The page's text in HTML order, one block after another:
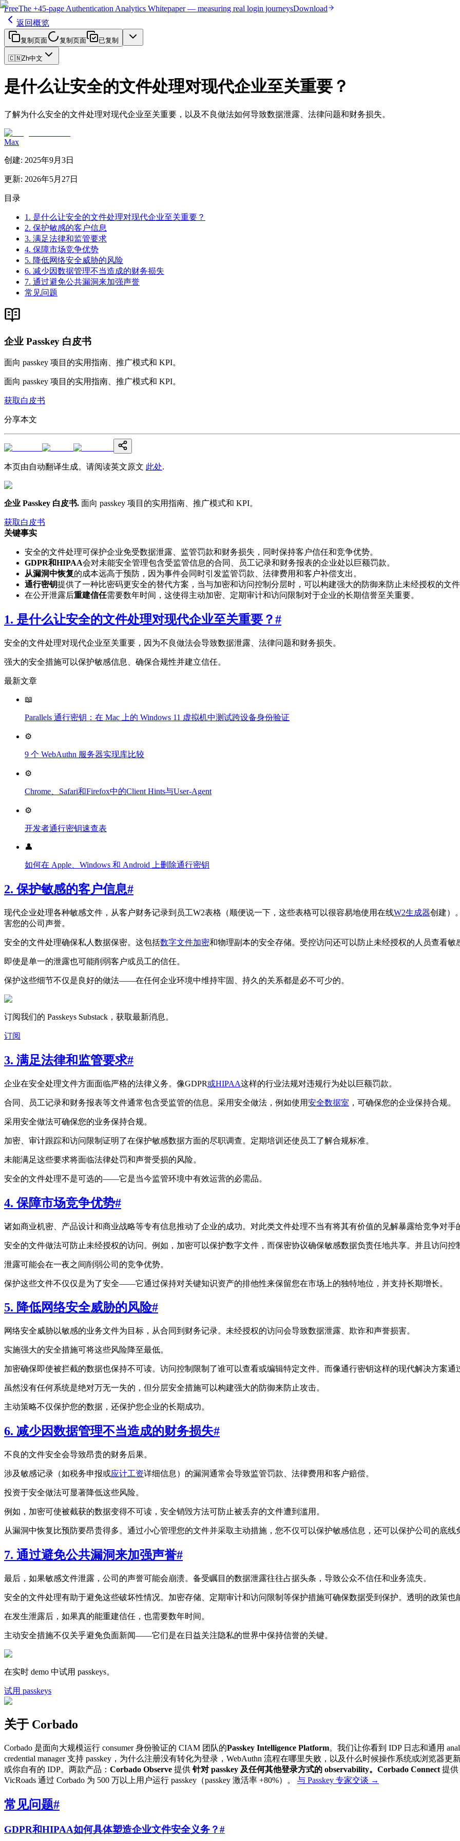
FreeThe +45-page Authentication Analytics Whitepaper — measuring real login journeysDownload
返回概览
复制页面 复制页面 已复制
🇨🇳Zh中文
是什么让安全的文件处理对现代企业至关重要？
了解为什么安全的文件处理对现代企业至关重要，以及不良做法如何导致数据泄露、法律问题和财务损失。
Max
创建: 2025年9月3日
更新: 2026年5月27日
目录
1. 是什么让安全的文件处理对现代企业至关重要？
2. 保护敏感的客户信息
3. 满足法律和监管要求
4. 保障市场竞争优势
5. 降低网络安全威胁的风险
6. 减少因数据管理不当造成的财务损失
7. 通过避免公共漏洞来加强声誉
常见问题
企业 Passkey 白皮书
面向 passkey 项目的实用指南、推广模式和 KPI。
面向 passkey 项目的实用指南、推广模式和 KPI。
获取白皮书
分享本文
本页由自动翻译生成。请阅读英文原文 此处.
企业 Passkey 白皮书. 面向 passkey 项目的实用指南、推广模式和 KPI。
获取白皮书
关键事实
安全的文件处理可保护企业免受数据泄露、监管罚款和财务损失，同时保持客户信任和竞争优势。
GDPR和HIPAA会对未能安全管理包含受监管信息的合同、员工记录和财务报表的企业处以巨额罚款。
从漏洞中恢复的成本远高于预防，因为事件会同时引发监管罚款、法律费用和客户补偿支出。
通行密钥提供了一种比密码更安全的替代方案，当与加密和访问控制分层时，可以构建强大的防御来防止未经授权的文
在公开泄露后重建信任需要数年时间，这使得主动加密、定期审计和访问限制对于企业的长期信誉至关重要。
1. 是什么让安全的文件处理对现代企业至关重要？#
安全的文件处理对现代企业至关重要，因为不良做法会导致数据泄露、法律问题和财务损失。
强大的安全措施可以保护敏感信息、确保合规性并建立信任。
最新文章
📖
Parallels 通行密钥：在 Mac 上的 Windows 11 虚拟机中测试跨设备身份验证
⚙️
9 个 WebAuthn 服务器实现库比较
⚙️
Chrome、Safari和Firefox中的Client Hints与User-Agent
⚙️
开发者通行密钥速查表
👤
如何在 Apple、Windows 和 Android 上删除通行密钥
2. 保护敏感的客户信息#
现代企业处理各种敏感文件，从客户财务记录到员工W2表格（顺便说一下，这些表格可以很容易地使用在线W2生成器创建）
害您的公司声誉。
安全的文件处理确保私人数据保密。这包括数字文件加密和物理副本的安全存储。受控访问还可以防止未经授权的人员查看敏
即使是单一的泄露也可能削弱客户或员工的信任。
保护这些细节不仅是良好的做法——在任何企业环境中维持牢固、持久的关系都是必不可少的。
订阅我们的 Passkeys Substack，获取最新消息。
订阅
3. 满足法律和监管要求#
企业在安全处理文件方面面临严格的法律义务。像GDPR或HIPAA这样的行业法规对违规行为处以巨额罚款。
合同、员工记录和财务报表等文件通常包含受监管的信息。采用安全做法，例如使用安全数据室 ，可确保您的企业保持合规。
采用安全做法可确保您的业务保持合规。
加密、审计跟踪和访问限制证明了在保护敏感数据方面的尽职调查。定期培训还使员工了解合规标准。
未能满足这些要求将面临法律处罚和声誉受损的风险。
安全的文件处理不是可选的——它是当今监管环境中有效运营的必需品。
4. 保障市场竞争优势#
诸如商业机密、产品设计和商业战略等专有信息推动了企业的成功。对此类文件处理不当有将其有价值的见解暴露给竞争对手
安全的文件做法可防止未经授权的访问。例如，加密可以保护数字文件，而保密协议确保敏感数据负责任地共享。并且访问控
泄露可能会在一夜之间削弱公司的竞争优势。
保护这些文件不仅仅是为了安全——它通过保持对关键知识资产的排他性来保留您在市场上的独特地位，并支持长期增长。
5. 降低网络安全威胁的风险#
网络安全威胁以敏感的业务文件为目标，从合同到财务记录。未经授权的访问会导致数据泄露、欺诈和声誉损害。
实施强大的安全措施可将这些风险降至最低。
加密确保即使被拦截的数据也保持不可读。访问控制限制了谁可以查看或编辑特定文件。而像通行密钥这样的现代解决方案
虽然没有任何系统是绝对万无一失的，但分层安全措施可以构建强大的防御来防止攻击。
主动策略不仅保护您的数据，还保护您企业的长期成功。
6. 减少因数据管理不当造成的财务损失#
不良的文件安全会导致昂贵的财务后果。
涉及敏感记录（如税务申报或应计工资详细信息）的漏洞通常会导致监管罚款、法律费用和客户赔偿。
投资于安全做法可显著降低这些风险。
例如，加密可使被截获的数据变得不可读，安全销毁方法可防止被丢弃的文件遭到滥用。
从漏洞中恢复比预防要昂贵得多。通过小心管理您的文件并采取主动措施，您不仅可以保护敏感信息，还可以保护公司的底线
7. 通过避免公共漏洞来加强声誉#
最后，如果敏感文件泄露，公司的声誉可能会崩溃。备受瞩目的数据泄露往往占据头条，导致公众不信任和业务流失。
安全的文件处理有助于避免这些破坏性情况。加密存储、定期审计和访问限制等保护措施可确保数据受到保护。透明的政策
在发生泄露后，如果真的能重建信任，也需要数年时间。
主动安全措施不仅关乎避免负面新闻——它们是在日益关注隐私的世界中保持信誉的关键。
在实时 demo 中试用 passkeys。
试用 passkeys
关于 Corbado
Corbado 是面向大规模运行 consumer 身份验证的 CIAM 团队的Passkey Intelligence Platform。我们让你看到 IDP 日志和通用
credential manager 支持 passkey，为什么注册没有转化为登录，WebAuthn 流程在哪里失败，以及什么时候操作系统或浏览器
或你自有的 IDP。两款产品： Corbado Observe 提供针对 passkey 及任何其他登录方式的 observability。 Corbado Connect 提供
VicRoads 通过 Corbado 为 500 万以上用户运行 passkey（passkey 激活率 +80%）。
与 Passkey 专家交谈 →
常见问题#
GDPR和HIPAA如何具体塑造企业文件安全义务？#